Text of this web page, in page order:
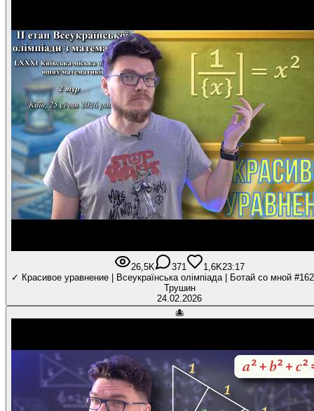
26,5K 371 1,6K23:17
✓ Красивое уравнение | Всеукраїнська олімпіада | Ботай со мной
Трушин
24.02.2026
🐙